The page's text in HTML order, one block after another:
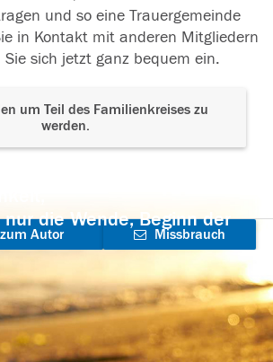
und so eine Trauergemeinde
in Kontakt mit anderen Mitgliedern
sich jetzt ganz bequem ein.
um Teil des Familienkreises zu
werden.
die Wende, Beginn der
Autor
Missbrauch